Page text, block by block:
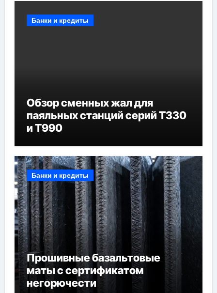
Банки и кредиты
Обзор сменных жал для
паяльных станций серий T330
и T990
Банки и кредиты
Прошивные базальтовые
маты с сертификатом
негорючести